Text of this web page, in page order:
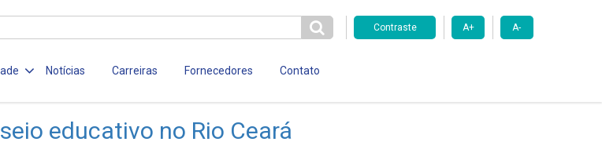
Contraste A+ A-
Notícias Carreiras Fornecedores Contato
educativo no Rio Ceará